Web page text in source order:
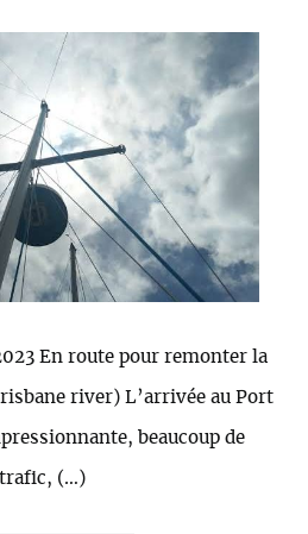
En route pour remonter la
river) L’arrivée au Port
beaucoup de
trafic, (…)